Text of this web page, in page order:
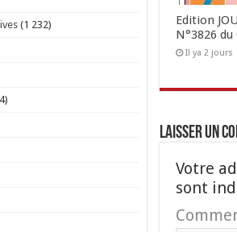
Edition
N°3826
Il ya 2 jours
Laisser un
Votre
sont
(1 232)